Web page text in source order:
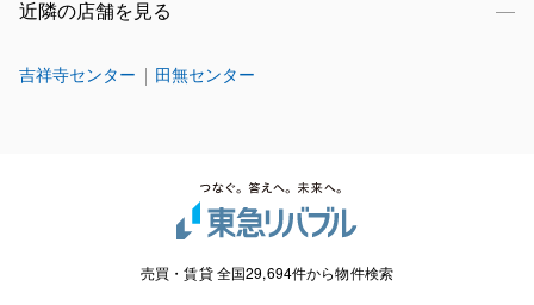
近隣の店舗を見る
吉祥寺センター 田無センター
売買・賃貸 全国29,694件から物件検索